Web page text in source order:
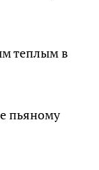
теплым в
пьяному